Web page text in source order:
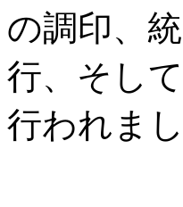
の調印、
行、そし
行われまし